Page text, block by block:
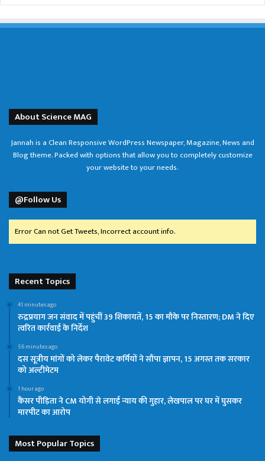
About Science MAG
Jannah is a Clean Responsive WordPress Newspaper, Magazine, News and
Blog theme. Packed with options that allow you to completely customize
your website to your needs.
@Follow Us
Error Can not Get Tweets, Incorrect account info.
Recent Topics
41 minutes ago
रुद्रप्रयाग जन संवाद में पहुंचीं 39 शिकायतें, 15 का मौके पर निस्तारण; DM ने दिए
त्वरित कार्रवाई के निर्देश
56 minutes ago
दस सूत्रीय मांगों को लेकर पैरावेट कर्मियों ने सौंपा ज्ञापन, 15 अगस्त तक सरकार
को अल्टीमेटम
1 hour ago
कैंसर पीड़िता ने CM योगी से लगाई न्याय की गुहार, लेखपाल पर घर में घुसकर
मारपीट का आरोप
Most Popular Topics